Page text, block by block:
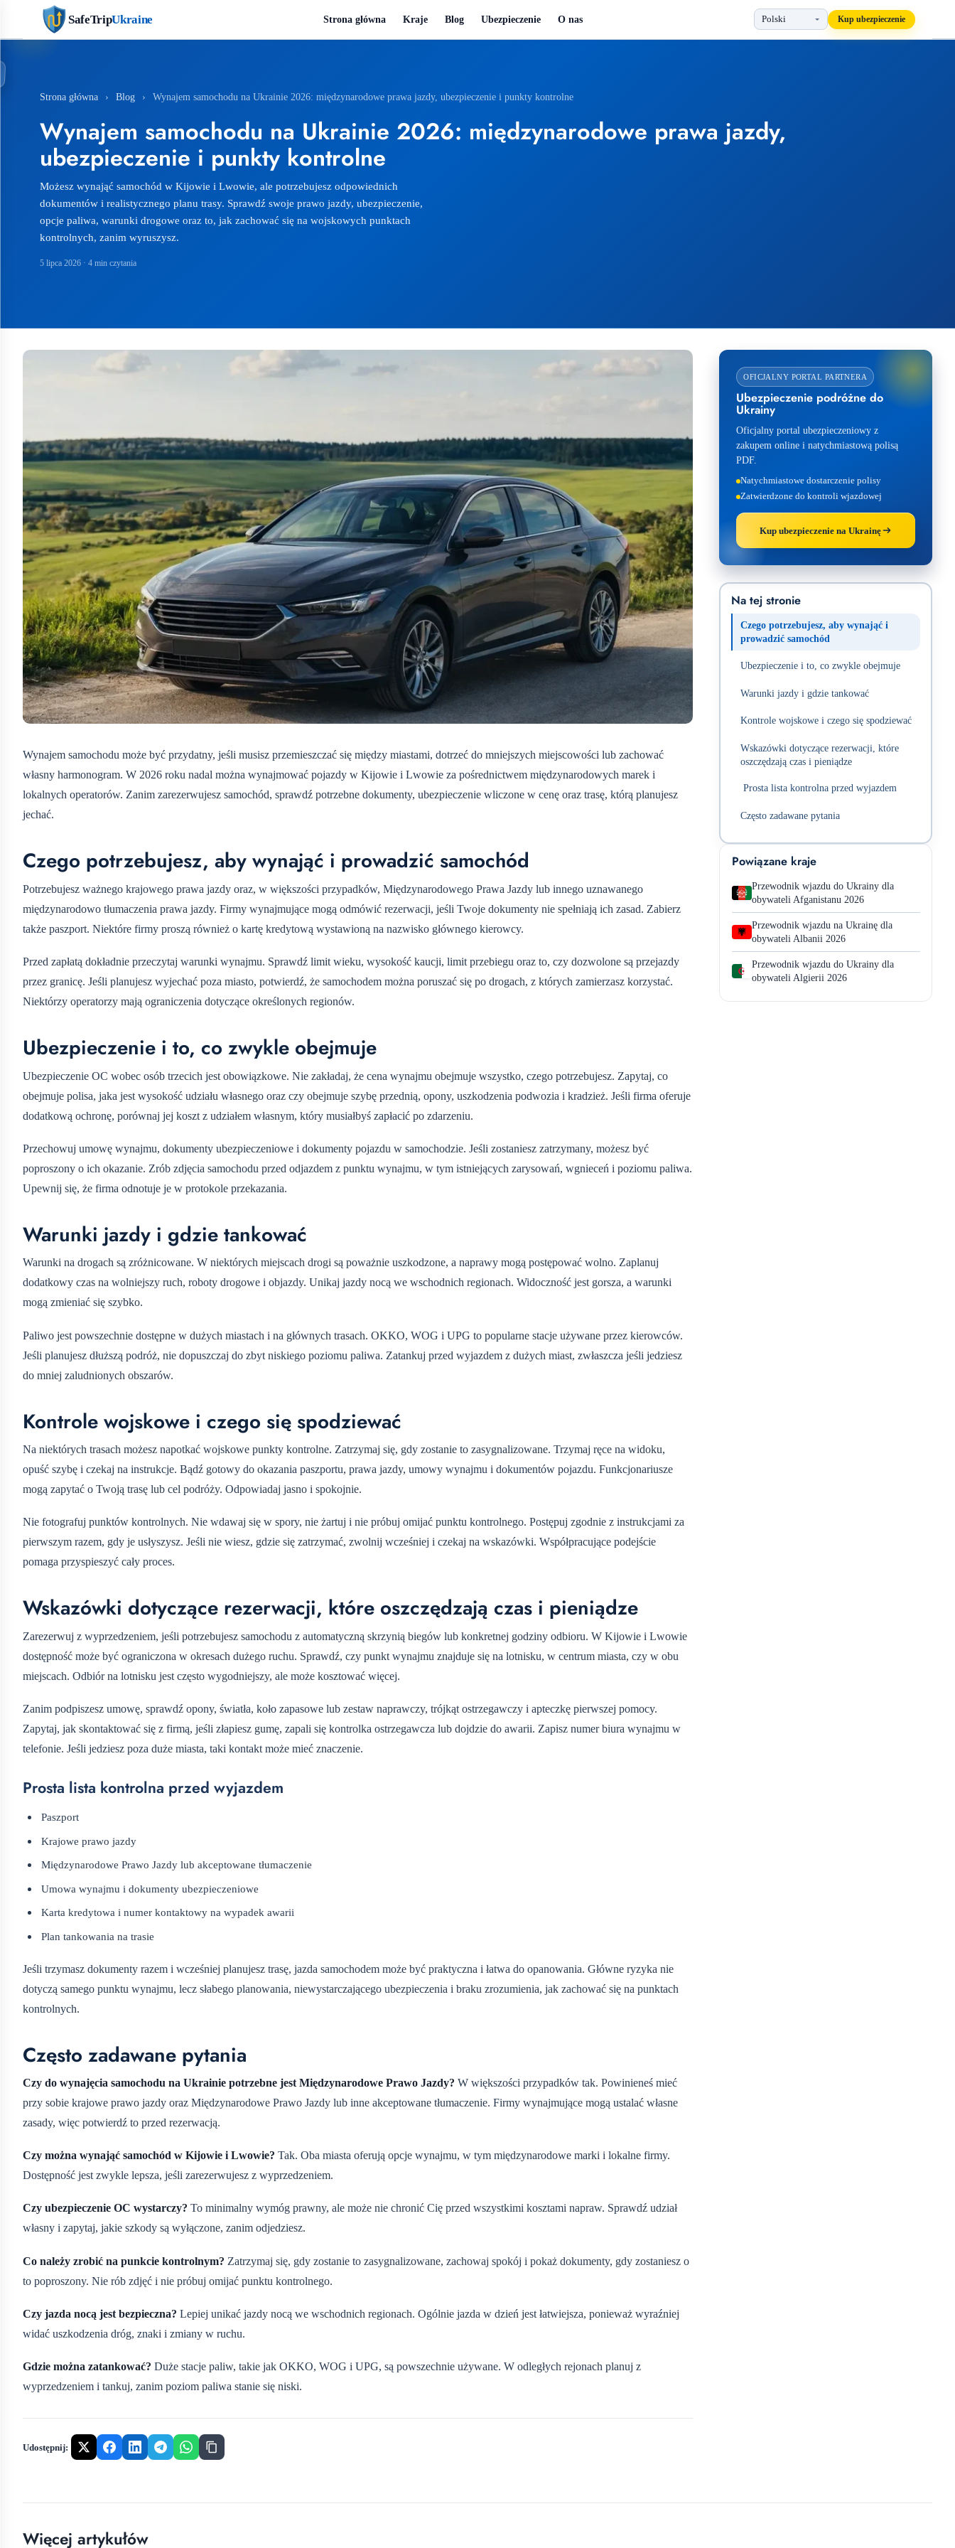
SafeTripUkraine Strona główna Kraje Blog Ubezpieczenie O nas Kup ubezpieczenie
Strona główna › Blog › Wynajem samochodu na Ukrainie 2026: międzynarodowe prawa jazdy, ubezpieczenie i punkty kontrolne
Wynajem samochodu na Ukrainie 2026: międzynarodowe prawa jazdy,
ubezpieczenie i punkty kontrolne
Możesz wynająć samochód w Kijowie i Lwowie, ale potrzebujesz odpowiednich
dokumentów i realistycznego planu trasy. Sprawdź swoje prawo jazdy, ubezpieczenie,
opcje paliwa, warunki drogowe oraz to, jak zachować się na wojskowych punktach
kontrolnych, zanim wyruszysz.
5 lipca 2026 · 4 min czytania
Wynajem samochodu może być przydatny, jeśli musisz przemieszczać się między miastami, dotrzeć do mniejszych miejscowości lub zachować
własny harmonogram. W 2026 roku nadal można wynajmować pojazdy w Kijowie i Lwowie za pośrednictwem międzynarodowych marek i
lokalnych operatorów. Zanim zarezerwujesz samochód, sprawdź potrzebne dokumenty, ubezpieczenie wliczone w cenę oraz trasę, którą planujesz
jechać.
Czego potrzebujesz, aby wynająć i prowadzić samochód
Potrzebujesz ważnego krajowego prawa jazdy oraz, w większości przypadków, Międzynarodowego Prawa Jazdy lub innego uznawanego
międzynarodowo tłumaczenia prawa jazdy. Firmy wynajmujące mogą odmówić rezerwacji, jeśli Twoje dokumenty nie spełniają ich zasad. Zabierz
także paszport. Niektóre firmy proszą również o kartę kredytową wystawioną na nazwisko głównego kierowcy.
Przed zapłatą dokładnie przeczytaj warunki wynajmu. Sprawdź limit wieku, wysokość kaucji, limit przebiegu oraz to, czy dozwolone są przejazdy
przez granicę. Jeśli planujesz wyjechać poza miasto, potwierdź, że samochodem można poruszać się po drogach, z których zamierzasz korzystać.
Niektórzy operatorzy mają ograniczenia dotyczące określonych regionów.
Ubezpieczenie i to, co zwykle obejmuje
Ubezpieczenie OC wobec osób trzecich jest obowiązkowe. Nie zakładaj, że cena wynajmu obejmuje wszystko, czego potrzebujesz. Zapytaj, co
obejmuje polisa, jaka jest wysokość udziału własnego oraz czy obejmuje szybę przednią, opony, uszkodzenia podwozia i kradzież. Jeśli firma oferuje
dodatkową ochronę, porównaj jej koszt z udziałem własnym, który musiałbyś zapłacić po zdarzeniu.
Przechowuj umowę wynajmu, dokumenty ubezpieczeniowe i dokumenty pojazdu w samochodzie. Jeśli zostaniesz zatrzymany, możesz być
poproszony o ich okazanie. Zrób zdjęcia samochodu przed odjazdem z punktu wynajmu, w tym istniejących zarysowań, wgnieceń i poziomu paliwa.
Upewnij się, że firma odnotuje je w protokole przekazania.
Warunki jazdy i gdzie tankować
Warunki na drogach są zróżnicowane. W niektórych miejscach drogi są poważnie uszkodzone, a naprawy mogą postępować wolno. Zaplanuj
dodatkowy czas na wolniejszy ruch, roboty drogowe i objazdy. Unikaj jazdy nocą we wschodnich regionach. Widoczność jest gorsza, a warunki
mogą zmieniać się szybko.
Paliwo jest powszechnie dostępne w dużych miastach i na głównych trasach. OKKO, WOG i UPG to popularne stacje używane przez kierowców.
Jeśli planujesz dłuższą podróż, nie dopuszczaj do zbyt niskiego poziomu paliwa. Zatankuj przed wyjazdem z dużych miast, zwłaszcza jeśli jedziesz
do mniej zaludnionych obszarów.
Kontrole wojskowe i czego się spodziewać
Na niektórych trasach możesz napotkać wojskowe punkty kontrolne. Zatrzymaj się, gdy zostanie to zasygnalizowane. Trzymaj ręce na widoku,
opuść szybę i czekaj na instrukcje. Bądź gotowy do okazania paszportu, prawa jazdy, umowy wynajmu i dokumentów pojazdu. Funkcjonariusze
mogą zapytać o Twoją trasę lub cel podróży. Odpowiadaj jasno i spokojnie.
Nie fotografuj punktów kontrolnych. Nie wdawaj się w spory, nie żartuj i nie próbuj omijać punktu kontrolnego. Postępuj zgodnie z instrukcjami za
pierwszym razem, gdy je usłyszysz. Jeśli nie wiesz, gdzie się zatrzymać, zwolnij wcześniej i czekaj na wskazówki. Współpracujące podejście
pomaga przyspieszyć cały proces.
Wskazówki dotyczące rezerwacji, które oszczędzają czas i pieniądze
Zarezerwuj z wyprzedzeniem, jeśli potrzebujesz samochodu z automatyczną skrzynią biegów lub konkretnej godziny odbioru. W Kijowie i Lwowie
dostępność może być ograniczona w okresach dużego ruchu. Sprawdź, czy punkt wynajmu znajduje się na lotnisku, w centrum miasta, czy w obu
miejscach. Odbiór na lotnisku jest często wygodniejszy, ale może kosztować więcej.
Zanim podpiszesz umowę, sprawdź opony, światła, koło zapasowe lub zestaw naprawczy, trójkąt ostrzegawczy i apteczkę pierwszej pomocy.
Zapytaj, jak skontaktować się z firmą, jeśli złapiesz gumę, zapali się kontrolka ostrzegawcza lub dojdzie do awarii. Zapisz numer biura wynajmu w
telefonie. Jeśli jedziesz poza duże miasta, taki kontakt może mieć znaczenie.
Prosta lista kontrolna przed wyjazdem
Paszport
Krajowe prawo jazdy
Międzynarodowe Prawo Jazdy lub akceptowane tłumaczenie
Umowa wynajmu i dokumenty ubezpieczeniowe
Karta kredytowa i numer kontaktowy na wypadek awarii
Plan tankowania na trasie
Jeśli trzymasz dokumenty razem i wcześniej planujesz trasę, jazda samochodem może być praktyczna i łatwa do opanowania. Główne ryzyka nie
dotyczą samego punktu wynajmu, lecz słabego planowania, niewystarczającego ubezpieczenia i braku zrozumienia, jak zachować się na punktach
kontrolnych.
Często zadawane pytania
Czy do wynajęcia samochodu na Ukrainie potrzebne jest Międzynarodowe Prawo Jazdy? W większości przypadków tak. Powinieneś mieć
przy sobie krajowe prawo jazdy oraz Międzynarodowe Prawo Jazdy lub inne akceptowane tłumaczenie. Firmy wynajmujące mogą ustalać własne
zasady, więc potwierdź to przed rezerwacją.
Czy można wynająć samochód w Kijowie i Lwowie? Tak. Oba miasta oferują opcje wynajmu, w tym międzynarodowe marki i lokalne firmy.
Dostępność jest zwykle lepsza, jeśli zarezerwujesz z wyprzedzeniem.
Czy ubezpieczenie OC wystarczy? To minimalny wymóg prawny, ale może nie chronić Cię przed wszystkimi kosztami napraw. Sprawdź udział
własny i zapytaj, jakie szkody są wyłączone, zanim odjedziesz.
Co należy zrobić na punkcie kontrolnym? Zatrzymaj się, gdy zostanie to zasygnalizowane, zachowaj spokój i pokaż dokumenty, gdy zostaniesz o
to poproszony. Nie rób zdjęć i nie próbuj omijać punktu kontrolnego.
Czy jazda nocą jest bezpieczna? Lepiej unikać jazdy nocą we wschodnich regionach. Ogólnie jazda w dzień jest łatwiejsza, ponieważ wyraźniej
widać uszkodzenia dróg, znaki i zmiany w ruchu.
Gdzie można zatankować? Duże stacje paliw, takie jak OKKO, WOG i UPG, są powszechnie używane. W odległych rejonach planuj z
wyprzedzeniem i tankuj, zanim poziom paliwa stanie się niski.
Udostępnij:
OFICJALNY PORTAL PARTNERA
Ubezpieczenie podróżne do
Ukrainy
Oficjalny portal ubezpieczeniowy z
zakupem online i natychmiastową polisą
PDF.
Natychmiastowe dostarczenie polisy
Zatwierdzone do kontroli wjazdowej
Kup ubezpieczenie na Ukrainę
Na tej stronie
Czego potrzebujesz, aby wynająć i
prowadzić samochód
Ubezpieczenie i to, co zwykle obejmuje
Warunki jazdy i gdzie tankować
Kontrole wojskowe i czego się spodziewać
Wskazówki dotyczące rezerwacji, które
oszczędzają czas i pieniądze
Prosta lista kontrolna przed wyjazdem
Często zadawane pytania
Powiązane kraje
Przewodnik wjazdu do Ukrainy dla
obywateli Afganistanu 2026
Przewodnik wjazdu na Ukrainę dla
obywateli Albanii 2026
Przewodnik wjazdu do Ukrainy dla
obywateli Algierii 2026
Więcej artykułów